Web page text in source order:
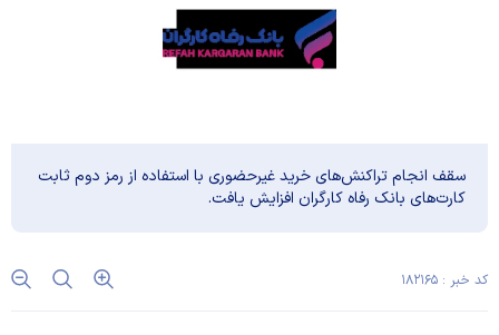
سقف انجام تراکنش‌های خرید غیرحضوری با استفاده از رمز دوم ثابت
کارت‌های بانک رفاه کارگران افزایش یافت.
کد خبر : ۱۸۲۱۶۵